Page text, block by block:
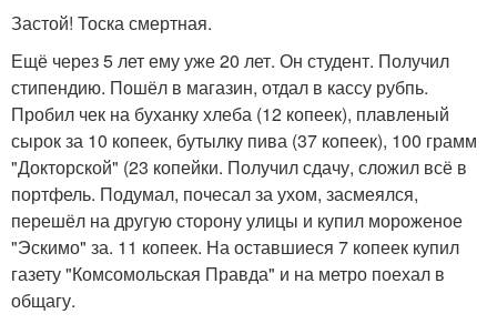
Застой! Тоска смертная.
Ещё через 5 лет ему уже 20 лет. Он студент. Получил
стипендию. Пошёл в магазин, отдал в кассу рубпь.
Пробил чек на буханку хлеба (12 копеек), плавленый
сырок за 10 копеек, бутылку пива (37 копеек), 100 грамм
"Докторской" (23 копейки. Получил сдачу, сложил всё в
портфель. Подумал, почесал за ухом, засмеялся,
перешёл на другую сторону улицы и купил мороженое
"Эскимо" за. 11 копеек. На оставшиеся 7 копеек купил
газету "Комсомольская Правда" и на метро поехал в
общагу.